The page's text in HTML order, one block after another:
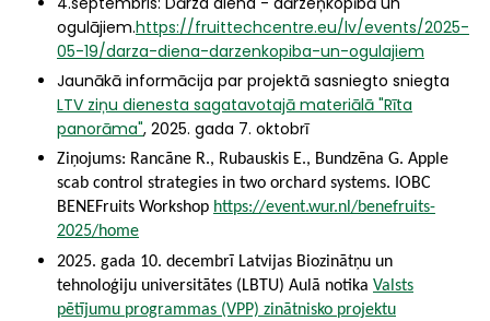
ogulājiem.https://fruittechcentre.eu/lv/events/2025-
05-19/darza-diena-darzenkopiba-un-ogulajiem
Jaunākā informācija par projektā sasniegto sniegta
LTV ziņu dienesta sagatavotajā materiālā "Rīta
panorāma", 2025. gada 7. oktobrī
Ziņojums: Rancāne R., Rubauskis E., Bundzēna G. Apple
scab control strategies in two orchard systems. IOBC
BENEFruits Workshop https://event.wur.nl/benefruits-
2025/home
2025. gada 10. decembrī Latvijas Biozinātņu un
tehnoloģiju universitātes (LBTU) Aulā notika Valsts
pētījumu programmas (VPP) zinātnisko projektu